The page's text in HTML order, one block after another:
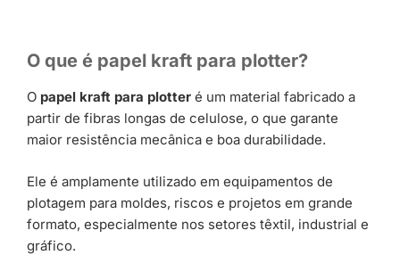
O que é papel kraft para plotter?
O papel kraft para plotter é um material fabricado a
partir de fibras longas de celulose, o que garante
maior resistência mecânica e boa durabilidade.
Ele é amplamente utilizado em equipamentos de
plotagem para moldes, riscos e projetos em grande
formato, especialmente nos setores têxtil, industrial e
gráfico.